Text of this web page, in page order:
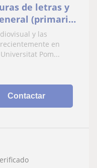
de letras y
(primaria-
y las
en
Pom...
Contactar